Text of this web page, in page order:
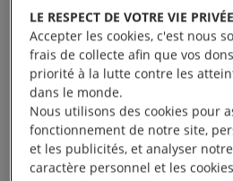
industriels, fait souvent
Signer la pétition pour
LE RESPECT DE VOTRE VIE
Accepter les cookies, c'est nous
frais de collecte afin que vos
priorité à la lutte contre les
dans le monde.
Nous utilisons des cookies pour
fonctionnement de notre site,
et les publicités, et analyser
caractère personnel et les